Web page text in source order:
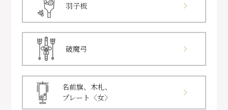
羽子板
破魔弓
名前旗、木札、
プレート〈女〉